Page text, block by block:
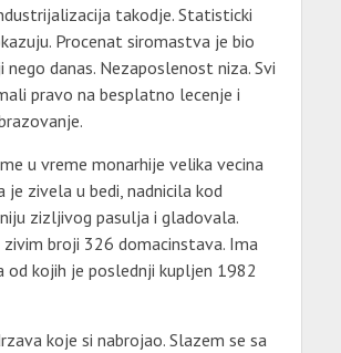
takodje. Statisticki
Procenat siromastva je bio
nego danas. Nezaposlenost niza. Svi
pravo na besplatno lecenje i
u vreme monarhije velika vecina
zivela u bedi, nadnicila kod
zizljivog pasulja i gladovala.
broji 326 domacinstava. Ima
kojih je poslednji kupljen 1982
koje si nabrojao. Slazem se sa